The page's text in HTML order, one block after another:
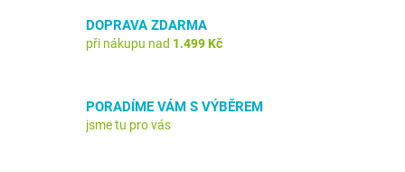
DOPRAVA ZDARMA
při nákupu nad 1.499 Kč
PORADÍME VÁM S VÝBĚREM
jsme tu pro vás